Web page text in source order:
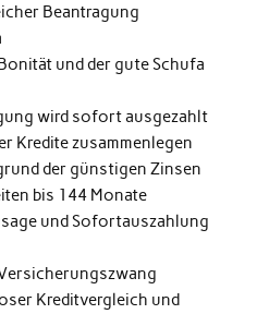
Beantragung
und der gute Schufa
wird sofort ausgezahlt
Kredite zusammenlegen
der günstigen Zinsen
bis 144 Monate
und Sofortauszahlung
Kreditvergleich und